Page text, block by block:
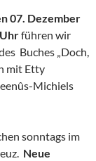
07. Dezember
führen wir
Buches „Doch,
mit Etty
Michiels
sonntags im
Neue